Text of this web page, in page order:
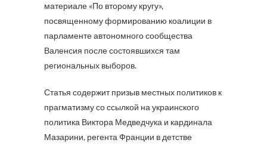
материале «По второму кругу»,
посвященному формированию коалиции в
парламенте автономного сообщества
Валенсия после состоявшихся там
региональных выборов.
Статья содержит призыв местных политиков к
прагматизму со ссылкой на украинского
политика Виктора Медведчука и кардинала
Мазарини, регента Франции в детстве